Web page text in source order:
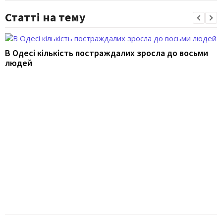
Статті на тему
В Одесі кількість постраждалих зросла до восьми
людей